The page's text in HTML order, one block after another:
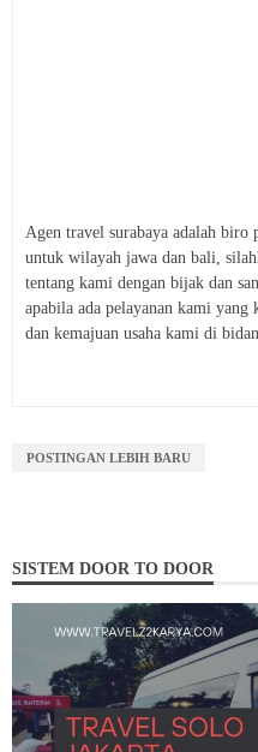
Agen travel surabaya adalah biro
untuk wilayah jawa dan bali,
tentang kami dengan bijak dan
apabila ada pelayanan kami yang
dan kemajuan usaha kami di
POSTINGAN LEBIH BARU
SISTEM DOOR TO DOOR